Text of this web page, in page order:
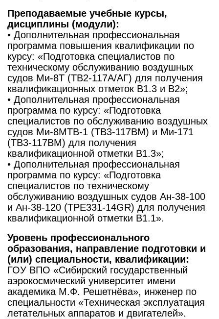
Преподаваемые учебные курсы,
дисциплины (модули):
• Дополнительная профессиональная
программа повышения квалификации по
курсу: «Подготовка специалистов по
техническому обслуживанию воздушных
судов Ми-8Т (ТВ2-117А/АГ) для получения
квалификационных отметок В1.3 и B2»;
• Дополнительная профессиональная
программа по курсу: «Подготовка
специалистов по обслуживанию воздушных
судов Ми-8МТВ-1 (ТВ3-117ВМ) и Ми-171
(ТВ3-117ВМ) для получения
квалификационной отметки В1.3»;
• Дополнительная профессиональная
программа по курсу: «Подготовка
специалистов по техническому
обслуживанию воздушных судов Ан-38-100
и Ан-38-120 (ТРЕ331-14GR) для получения
квалификационной отметки В1.1».
Уровень профессионального
образования, направление подготовки и
(или) специальности, квалификации:
ГОУ ВПО «Сибирский государственный
аэрокосмический университет имени
академика М.Ф. Решетнёва», инженер по
специальности «Техническая эксплуатация
летательных аппаратов и двигателей».